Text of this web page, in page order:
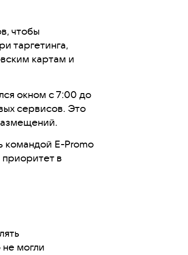
чтобы
таргетинга,
картам и
окном с 7:00 до
сервисов. Это
командой E-Promo
в
могли